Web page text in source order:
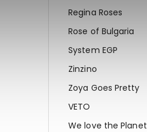
Regina Roses
Rose of Bulgaria
System EGP
Zinzino
Zoya Goes Pretty
VETO
We love the Planet